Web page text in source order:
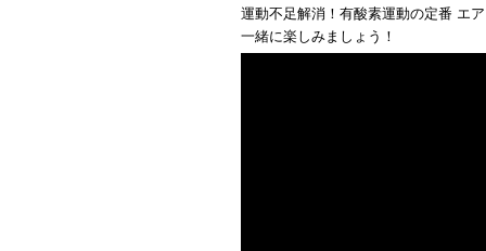
運動不足解消！有酸素運動の定番 エ
一緒に楽しみましょう！